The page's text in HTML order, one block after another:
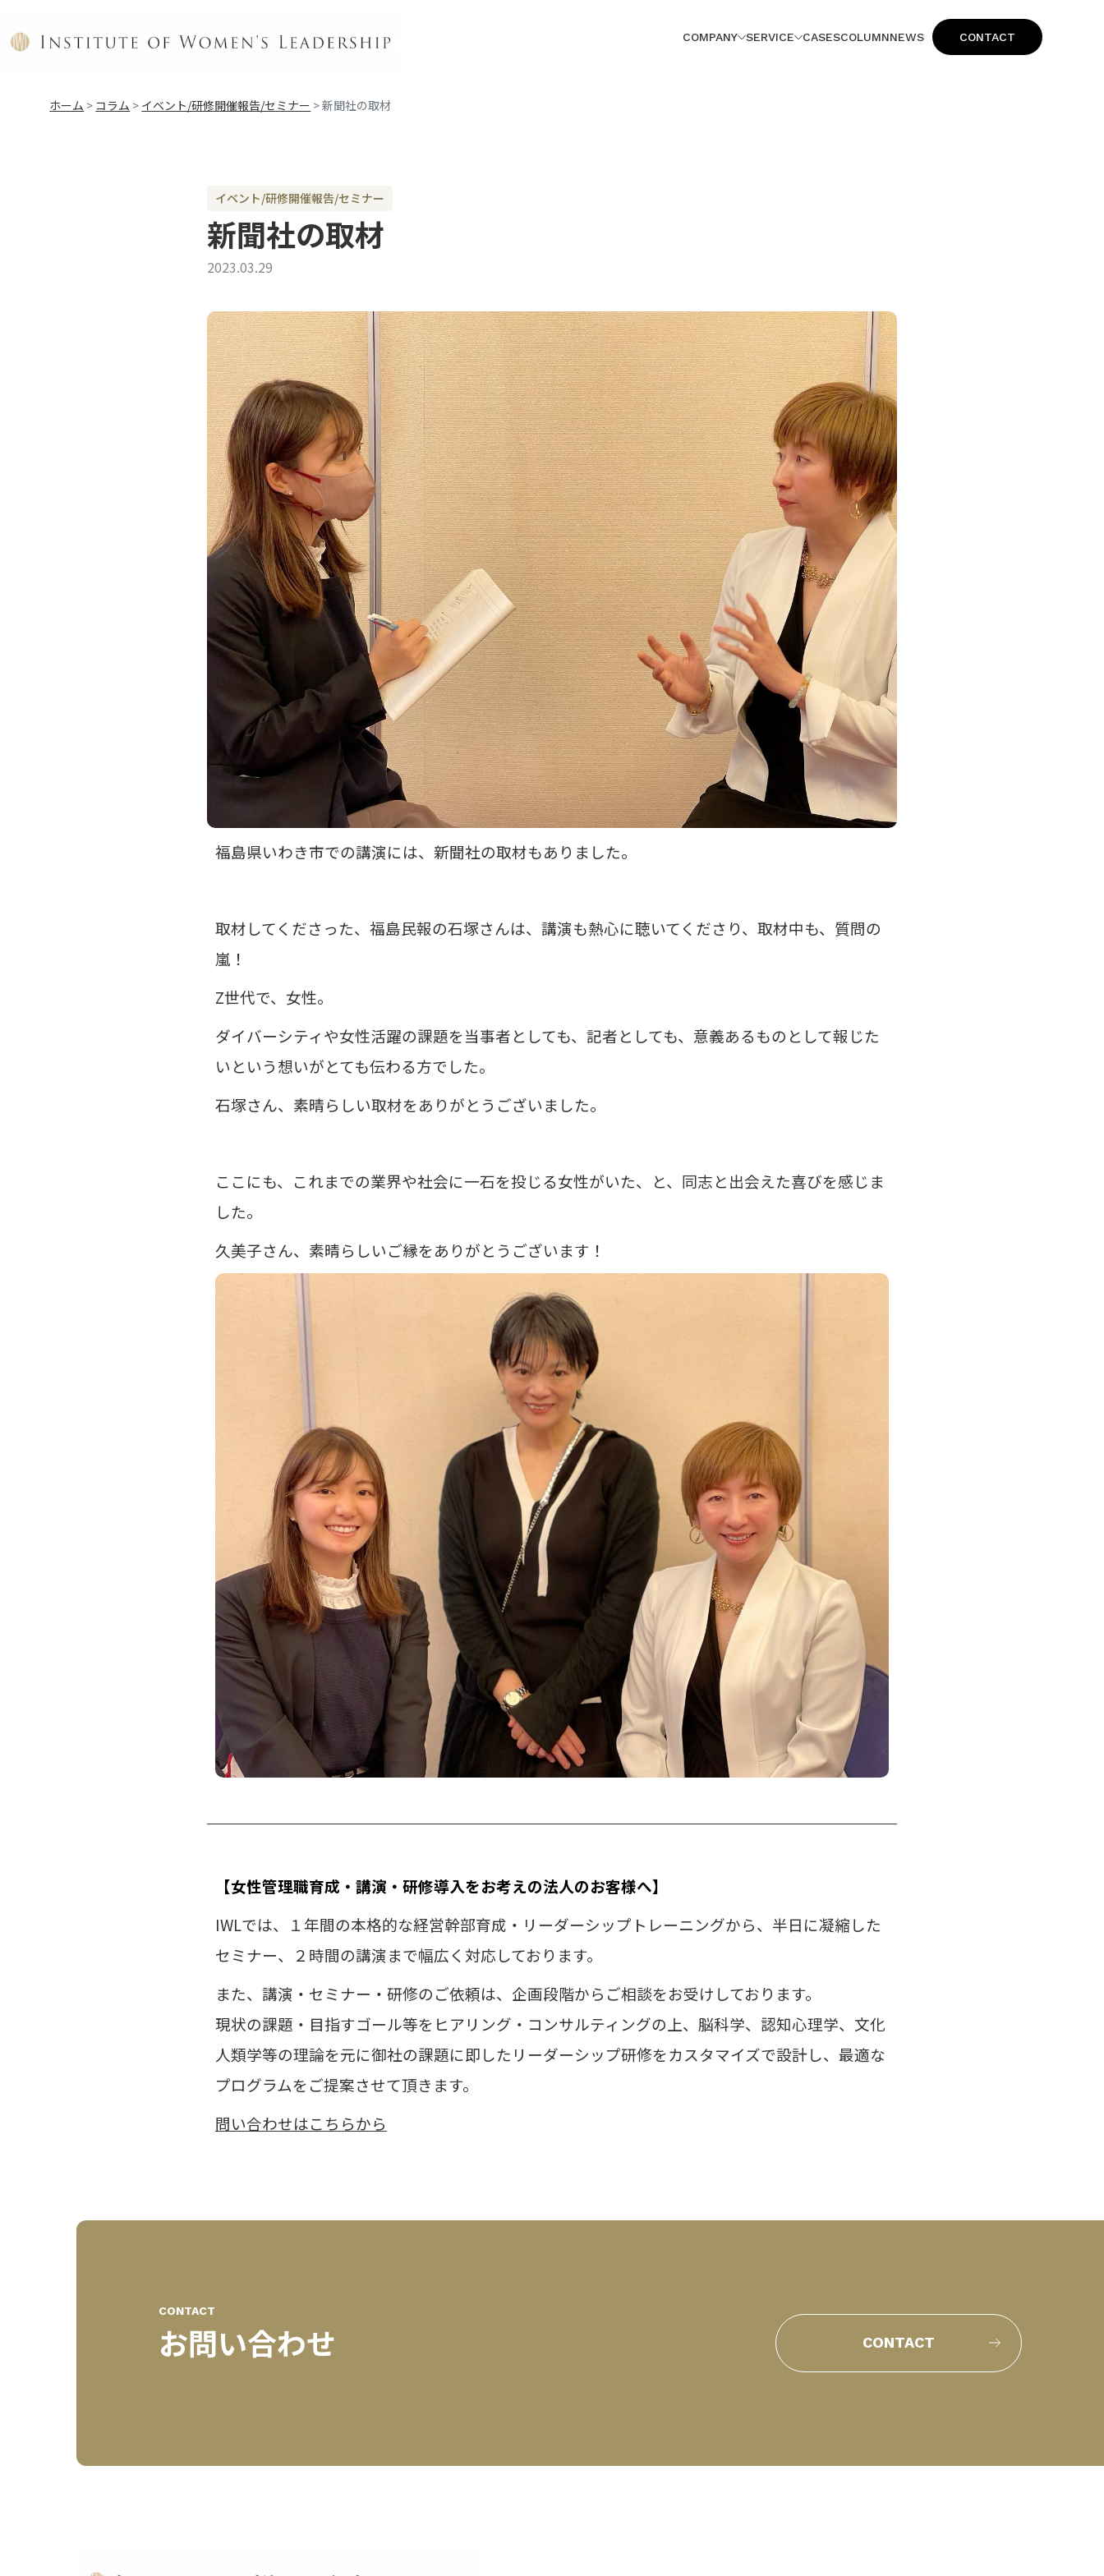
COMPANY SERVICE CASESCOLUMNNEWS CONTACT
ホーム > コラム > イベント/研修開催報告/セミナー >新聞社の取材
イベント/研修開催報告/セミナー
新聞社の取材
2023.03.29
福島県いわき市での講演には、新聞社の取材もありました。
取材してくださった、福島民報の石塚さんは、講演も熱心に聴いてくださり、取材中も、質問の
嵐！
Z世代で、女性。
ダイバーシティや女性活躍の課題を当事者としても、記者としても、意義あるものとして報じた
いという想いがとても伝わる方でした。
石塚さん、素晴らしい取材をありがとうございました。
ここにも、これまでの業界や社会に一石を投じる女性がいた、と、同志と出会えた喜びを感じま
した。
久美子さん、素晴らしいご縁をありがとうございます！
【女性管理職育成・講演・研修導入をお考えの法人のお客様へ】
IWLでは、１年間の本格的な経営幹部育成・リーダーシップトレーニングから、半日に凝縮した
セミナー、２時間の講演まで幅広く対応しております。
また、講演・セミナー・研修のご依頼は、企画段階からご相談をお受けしております。
現状の課題・目指すゴール等をヒアリング・コンサルティングの上、 脳科学、認知心理学、文化
人類学等の理論を元に御社の課題に即したリーダーシップ研修をカスタマイズで設計し、 最適な
プログラムをご提案させて頂きます。
問い合わせはこちらから
CONTACT
お問い合わせ CONTACT